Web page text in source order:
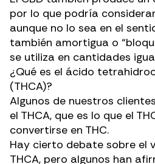
por lo que podría
aunque no lo sea en el
también amortigua o
se utiliza en cantidades
¿Qué es el ácido
(THCA)?
Algunos de nuestros
el THCA, que es lo que el
convertirse en THC.
Hay cierto debate sobre el
THCA, pero algunos han